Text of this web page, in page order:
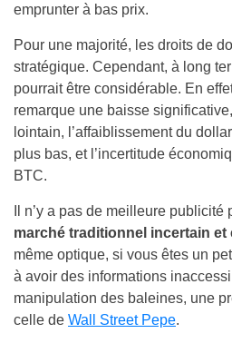
emprunter à bas prix.
Pour une majorité, les droits de
stratégique. Cependant, à long
pourrait être considérable. En
remarque une baisse
lointain, l’affaiblissement du
plus bas, et l’incertitude
BTC.
Il n’y a pas de meilleure publicité
marché traditionnel incertain et
même optique, si vous êtes un
à avoir des informations
manipulation des baleines, une
celle de Wall Street Pepe.